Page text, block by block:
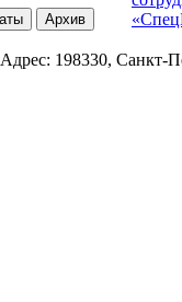
Адрес: 198330, Санкт-